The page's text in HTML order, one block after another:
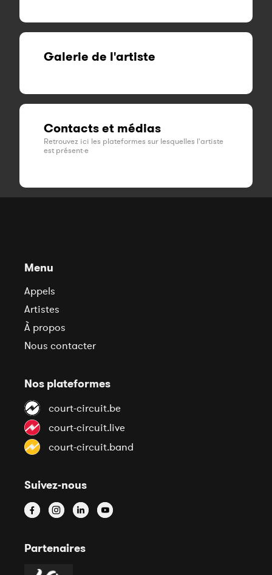
Galerie de l'artiste
Contacts et médias
Retrouvez ici les plateformes sur lesquelles l'artiste
est présent·e
Menu
Appels
Artistes
À propos
Nous contacter
Nos plateformes
court-circuit.be
court-circuit.live
court-circuit.band
Suivez-nous
Partenaires